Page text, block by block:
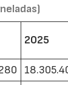
2025